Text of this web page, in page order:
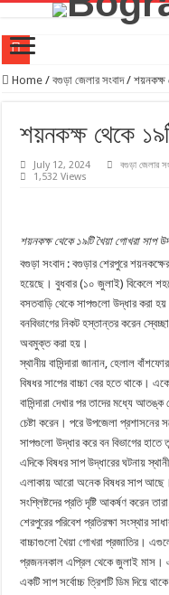
গ্যাস সংকট, বিদ্যুৎ ও দ্রব্যমূল্যের
জুলাই অভ্যুত্থানের ২য় বর্ষপূতিতে বগুড়ায়
জুলাই গণঅভ্যুত্থানের স্মৃতি ধরে রাখতে
ইবনে সিনা হাসপাতাল বগুড়ার ফ্রি মেডিকেল
বগুড়ার শিবগঞ্জে”জুলাই গণঅভ্যুত্থান
দুপচাঁচিয়া পৌরসভায় ২৫ কোটি টাকার
জুলাই খুনিদের শাস্তির দাবীতে বগুড়ায়
Home / বগুড়া জেলার সংবাদ / শয়নকক্ষ
শয়নকক্ষ থেকে
July 12, 2024 বগুড়া জেলার
1,532 Views
শয়নকক্ষ থেকে ১৯টি খৈয়া গোখরা সাপ
বগুড়া সংবাদ : বগুড়ার শেরপুরে
হয়েছে। বুধবার (১০ জুলাই) বিকেলে
বসতবাড়ি থেকে সাপগুলো উদ্ধার করা
বনবিভাগের নিকট হস্তান্তর করেন
অবমুক্ত করা হয়।
স্থানীয় বাসিন্দারা জানান, হেলাল
বিষধর সাপের বাচ্চা বের হতে থাকে।
বাসিন্দারা দেখার পর তাদের মধ্যে
চেষ্টা করেন। পরে উপজেলা প্রশাসনের
সাপগুলো উদ্ধার করে বন বিভাগের হাতে
এদিকে বিষধর সাপ উদ্ধারের ঘটনায়
এলাকায় আরো অনেক বিষধর সাপ আছে।
সংশ্লিষ্টদের প্রতি দৃষ্টি আকর্ষণ করেন
শেরপুরের পরিবেশ প্রতিরক্ষা সংস্থার
বাচ্চাগুলো খৈয়া গোখরা প্রজাতির।
প্রজননকাল এপ্রিল থেকে জুলাই মাস।
একটি সাপ সর্বোচ্চ ত্রিশটি ডিম দিয়ে